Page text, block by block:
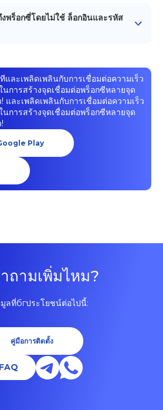
สำหรับความเข้ากันได้กับ iOS เรา
างเลือกพร็อกซีอื่นๆ ที่ออกแบบมาโดย
งพร็อกซี่โดยไม่ใช้ ล็อกอินและรหัส
ละเพลิดเพลินกับการเชื่อมต่อความเร็ว
การสร้างจุดเชื่อมต่อพร็อกซีหลายจุด
และเพลิดเพลินกับการเชื่อมต่อความเร็ว
การสร้างจุดเชื่อมต่อพร็อกซีหลายจุด
Play
ถามเพิ่มไหม?
ลที่бгประโยชน์ต่อไปนี้:
คู่มือการติดตั้ง
FAQ